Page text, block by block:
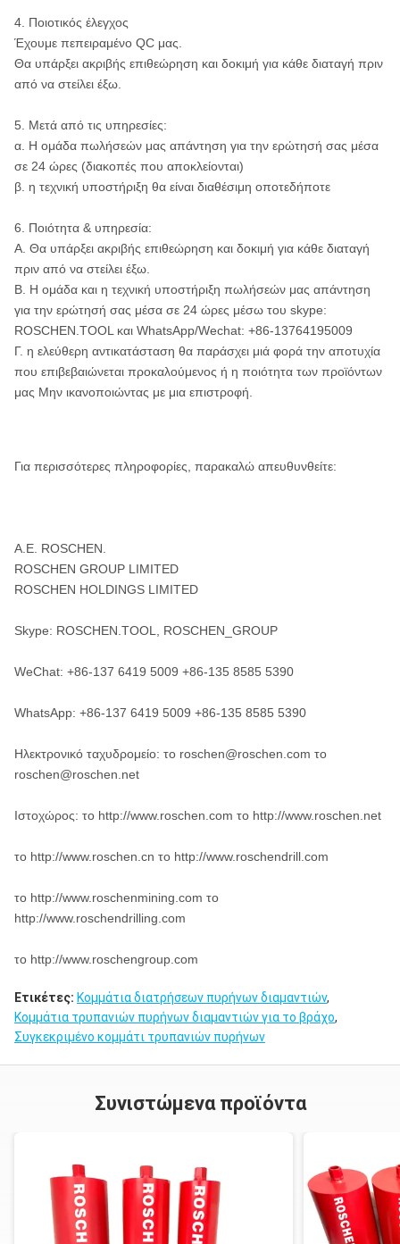
4. Ποιοτικός έλεγχος
Έχουμε πεπειραμένο QC μας.
Θα υπάρξει ακριβής επιθεώρηση και δοκιμή για κάθε διαταγή πριν
από να στείλει έξω.
5. Μετά από τις υπηρεσίες:
α. Η ομάδα πωλήσεών μας απάντηση για την ερώτησή σας μέσα
σε 24 ώρες (διακοπές που αποκλείονται)
β. η τεχνική υποστήριξη θα είναι διαθέσιμη οποτεδήποτε
6. Ποιότητα & υπηρεσία:
Α. Θα υπάρξει ακριβής επιθεώρηση και δοκιμή για κάθε διαταγή
πριν από να στείλει έξω.
Β. Η ομάδα και η τεχνική υποστήριξη πωλήσεών μας απάντηση
για την ερώτησή σας μέσα σε 24 ώρες μέσω του skype:
ROSCHEN.TOOL και WhatsApp/Wechat: +86-13764195009
Γ. η ελεύθερη αντικατάσταση θα παράσχει μιά φορά την αποτυχία
που επιβεβαιώνεται προκαλούμενος ή η ποιότητα των προϊόντων
μας Μην ικανοποιώντας με μια επιστροφή.
Για περισσότερες πληροφορίες, παρακαλώ απευθυνθείτε:
Α.Ε. ROSCHEN.
ROSCHEN GROUP LIMITED
ROSCHEN HOLDINGS LIMITED
Skype: ROSCHEN.TOOL, ROSCHEN_GROUP
WeChat: +86-137 6419 5009 +86-135 8585 5390
WhatsApp: +86-137 6419 5009 +86-135 8585 5390
Ηλεκτρονικό ταχυδρομείο: το roschen@roschen.com το
roschen@roschen.net
Ιστοχώρος: το http://www.roschen.com το http://www.roschen.net
το http://www.roschen.cn το http://www.roschendrill.com
το http://www.roschenmining.com το
http://www.roschendrilling.com
το http://www.roschengroup.com
Ετικέτες: Κομμάτια διατρήσεων πυρήνων διαμαντιών,
Κομμάτια τρυπανιών πυρήνων διαμαντιών για το βράχο,
Συγκεκριμένο κομμάτι τρυπανιών πυρήνων
Συνιστώμενα προϊόντα